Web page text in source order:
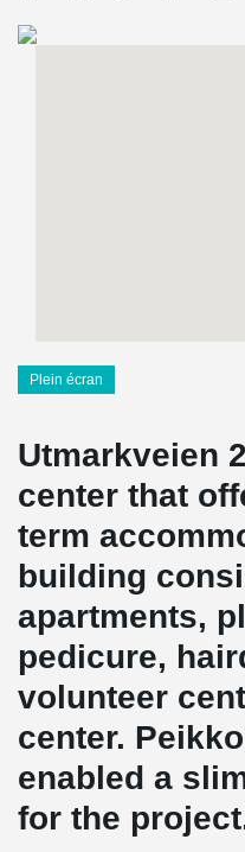
Plein écran
Utmarkveien
center that
term
building
apartments,
pedicure,
volunteer
center.
enabled a
for the